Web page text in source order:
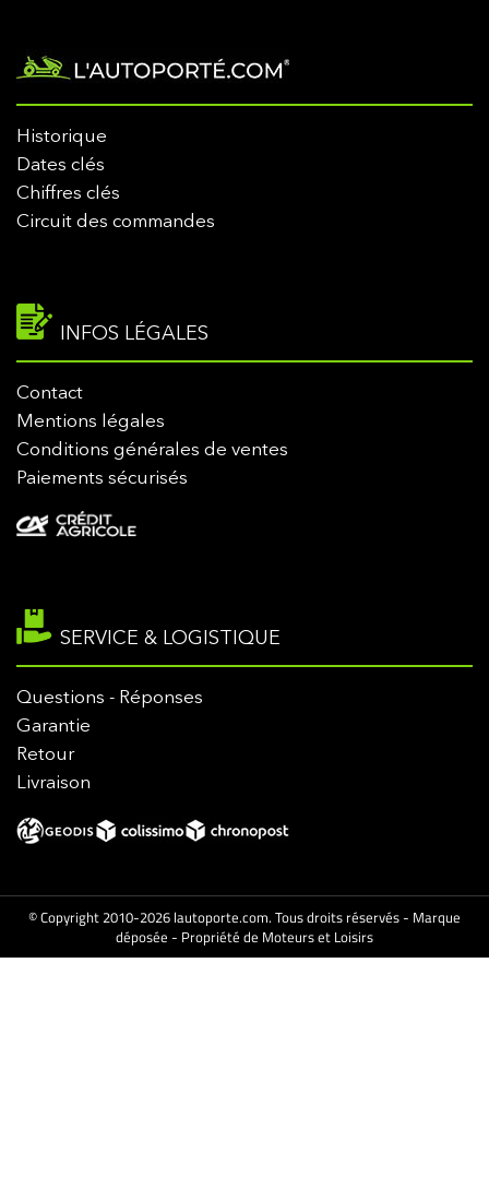
Historique
Dates clés
Chiffres clés
Circuit des commandes
INFOS LÉGALES
Contact
Mentions légales
Conditions générales de ventes
Paiements sécurisés
SERVICE & LOGISTIQUE
Questions - Réponses
Garantie
Retour
Livraison
© Copyright 2010-2026 lautoporte.com. Tous droits réservés - Marque
déposée - Propriété de Moteurs et Loisirs